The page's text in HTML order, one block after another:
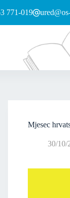
771-019
Mjesec
30/10/